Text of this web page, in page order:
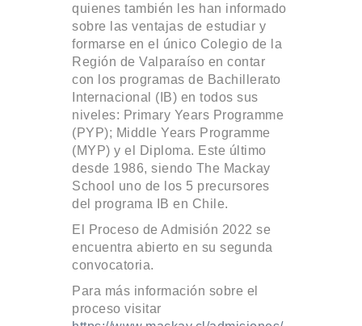
quienes también les han informado
sobre las ventajas de estudiar y
formarse en el único Colegio de la
Región de Valparaíso en contar
con los programas de Bachillerato
Internacional (IB) en todos sus
niveles: Primary Years Programme
(PYP); Middle Years Programme
(MYP) y el Diploma. Este último
desde 1986, siendo The Mackay
School uno de los 5 precursores
del programa IB en Chile.
El Proceso de Admisión 2022 se
encuentra abierto en su segunda
convocatoria.
Para más información sobre el
proceso visitar